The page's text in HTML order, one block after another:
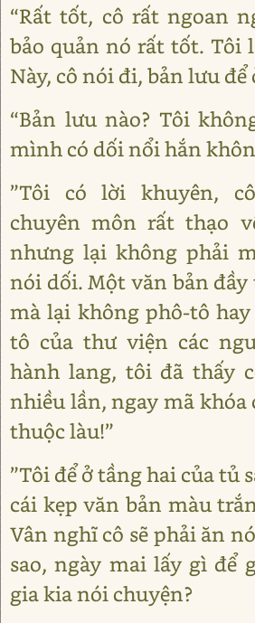
“Rất tốt, cô rất ngoan
bảo quản nó rất tốt. Tôi
Này, cô nói đi, bản lưu để
“Bản lưu nào? Tôi
mình có dối nổi hắn
”Tôi có lời khuyên,
chuyên môn rất thạo
nhưng lại không phải
nói dối. Một văn bản
mà lại không phô-tô hay
tô của thư viện các
hành lang, tôi đã thấy
nhiều lần, ngay mã khóa
thuộc làu!”
”Tôi để ở tầng hai của tủ
cái kẹp văn bản màu
Vân nghĩ cô sẽ phải ăn
sao, ngày mai lấy gì để
gia kia nói chuyện?